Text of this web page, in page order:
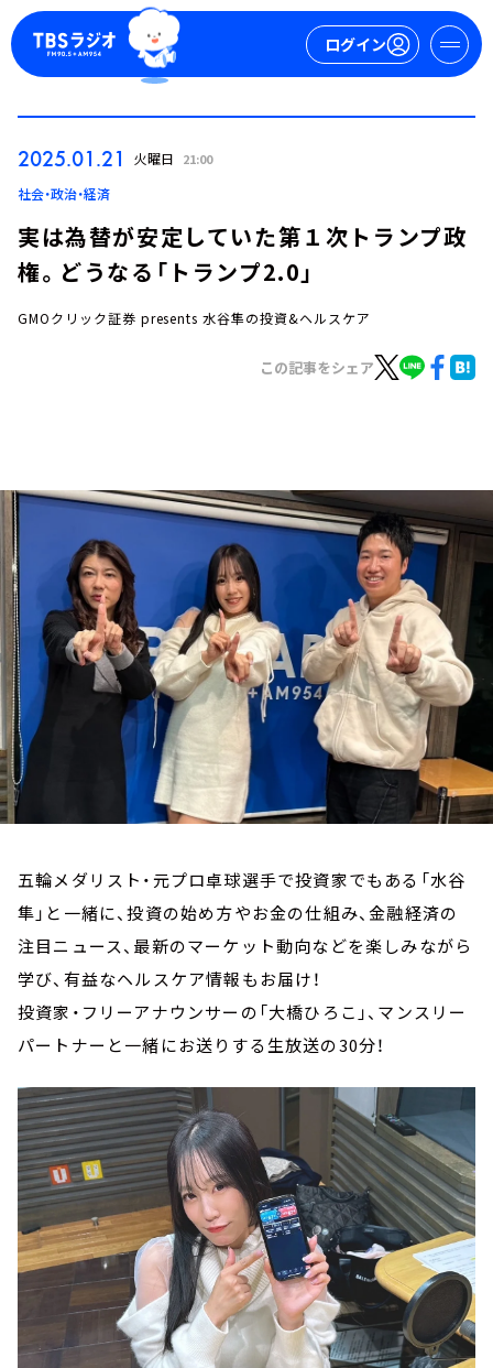
ログイン
お知らせ
イベント・グッズ
YouTube
会社情報
2025.01.21 火曜日 21:00
社会・政治・経済
実は為替が安定していた第１次トランプ政
権。どうなる「トランプ2.0」
GMOクリック証券 presents 水谷隼の投資&ヘルスケア
この記事をシェア
五輪メダリスト・元プロ卓球選手で投資家でもある「水谷
隼」と一緒に、投資の始め方やお金の仕組み、金融経済の
注目ニュース、最新のマーケット動向などを楽しみながら
学び、有益なヘルスケア情報もお届け！
投資家・フリーアナウンサーの「大橋ひろこ」、マンスリー
パートナーと一緒にお送りする生放送の30分！